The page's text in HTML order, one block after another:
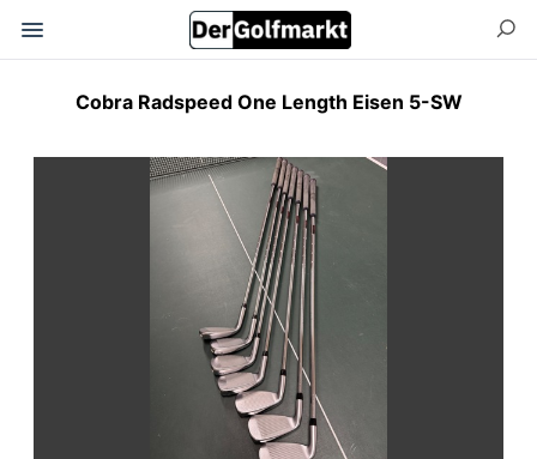
Cobra Radspeed One Length Eisen 5-SW